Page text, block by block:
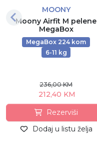
MOONY
Moony Airfit M pelene
MegaBox
MegaBox 224 kom
6-11 kg
236,00 KM
212,40 KM
Rezerviši
Dodaj u listu želja